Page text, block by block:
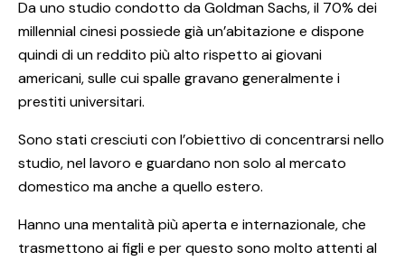
Da uno studio condotto da Goldman Sachs, il 70% dei
millennial cinesi possiede già un’abitazione e dispone
quindi di un reddito più alto rispetto ai giovani
americani, sulle cui spalle gravano generalmente i
prestiti universitari.
Sono stati cresciuti con l’obiettivo di concentrarsi nello
studio, nel lavoro e guardano non solo al mercato
domestico ma anche a quello estero.
Hanno una mentalità più aperta e internazionale, che
trasmettono ai figli e per questo sono molto attenti al